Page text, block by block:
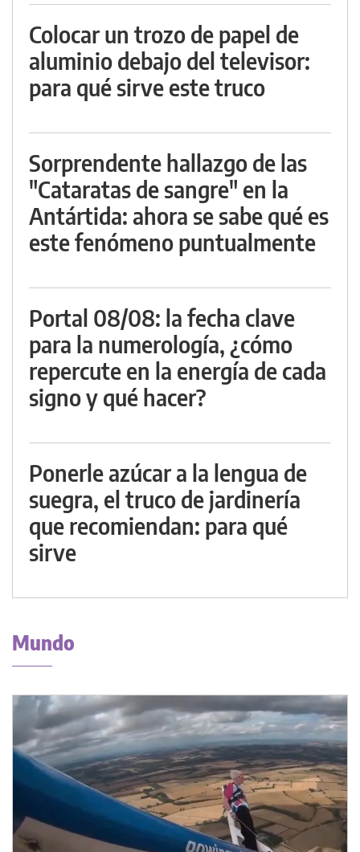
Colocar un trozo de papel de
aluminio debajo del televisor:
para qué sirve este truco
Sorprendente hallazgo de las
"Cataratas de sangre" en la
Antártida: ahora se sabe qué es
este fenómeno puntualmente
Portal 08/08: la fecha clave
para la numerología, ¿cómo
repercute en la energía de cada
signo y qué hacer?
Ponerle azúcar a la lengua de
suegra, el truco de jardinería
que recomiendan: para qué
sirve
Mundo